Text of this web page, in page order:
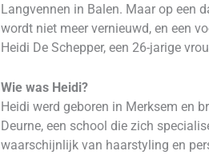
Langvennen in Balen. Maar op een
wordt niet meer vernieuwd, en een
Heidi De Schepper, een 26-jarige
Wie was Heidi?
Heidi werd geboren in Merksem en
Deurne, een school die zich
waarschijnlijk van haarstyling en